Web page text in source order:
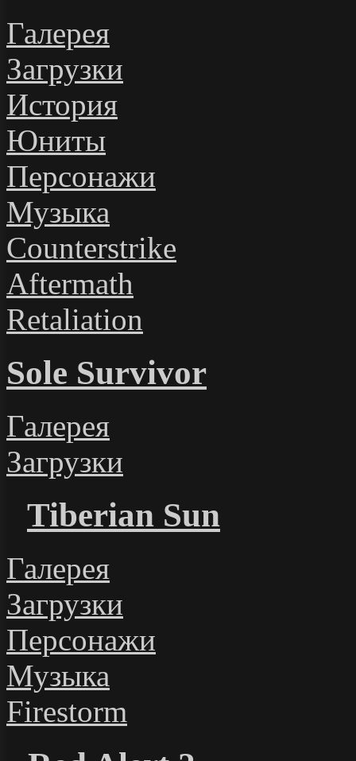
Галерея
Загрузки
История
Юниты
Персонажи
Музыка
Counterstrike
Aftermath
Retaliation
Sole Survivor
Галерея
Загрузки
Tiberian Sun
Галерея
Загрузки
Персонажи
Музыка
Firestorm